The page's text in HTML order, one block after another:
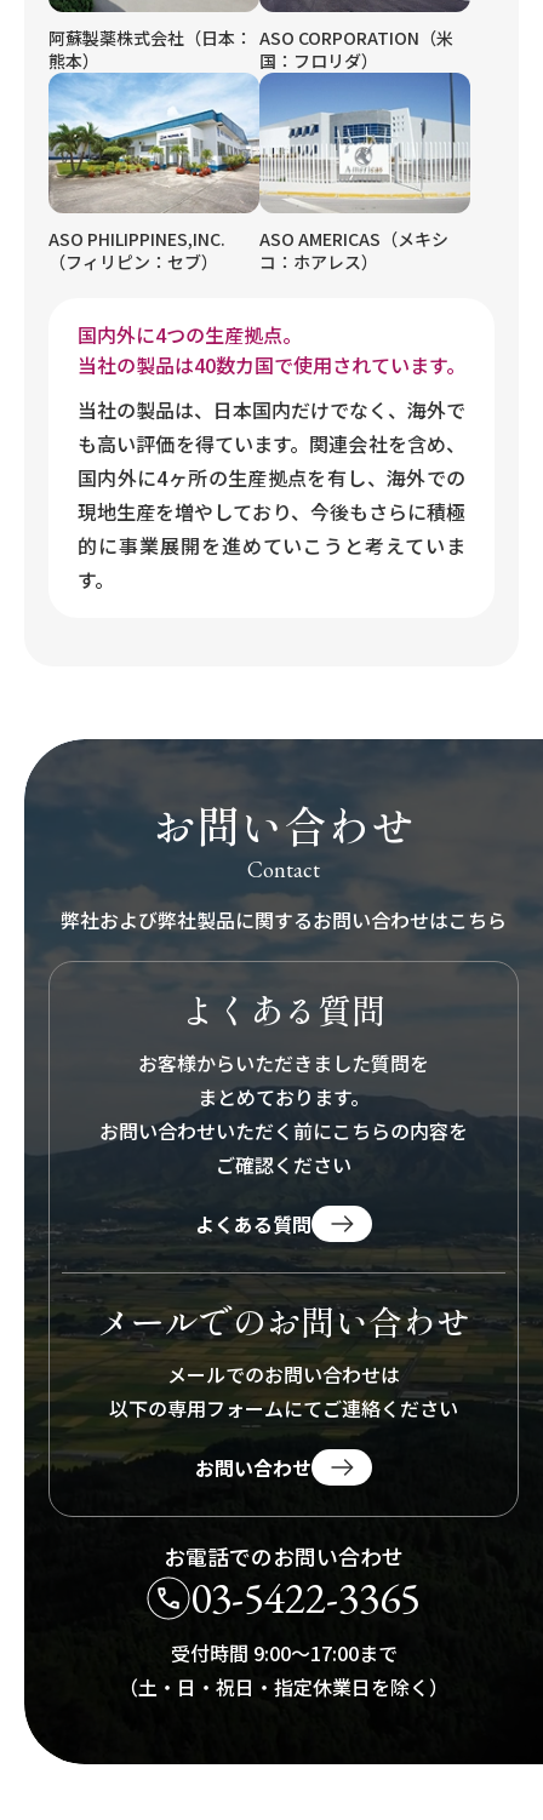
阿蘇製薬株式会社（日本：
熊本）
ASO CORPORATION（米
国：フロリダ）
ASO PHILIPPINES,INC.
（フィリピン：セブ）
ASO AMERICAS（メキシ
コ：ホアレス）
国内外に4つの生産拠点。
当社の製品は40数カ国で使用されています。
当社の製品は、日本国内だけでなく、海外で
も高い評価を得ています。関連会社を含め、
国内外に4ヶ所の生産拠点を有し、海外での
現地生産を増やしており、今後もさらに積極
的に事業展開を進めていこうと考えていま
す。
お問い合わせ
Contact
弊社および弊社製品に関するお問い合わせはこちら
よくある質問
お客様からいただきました質問を
まとめております。
お問い合わせいただく前にこちらの内容を
ご確認ください
よくある質問
メールでのお問い合わせ
メールでのお問い合わせは
以下の専用フォームにてご連絡ください
お問い合わせ
お電話でのお問い合わせ
03-5422-3365
受付時間 9:00～17:00まで
（土・日・祝日・指定休業日を除く）